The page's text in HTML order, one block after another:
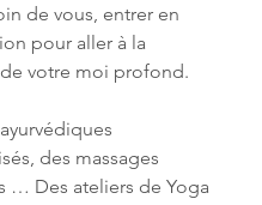
de vous, entrer en
pour aller à la
votre moi profond.
des massages
… Des ateliers de Yoga